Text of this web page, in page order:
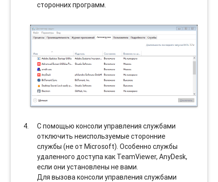
сторонних программ.
С помощью консоли управления службами
отключить неиспользуемые сторонние
службы (не от Microsoft). Особенно службы
удаленного доступа как TeamViewer, AnyDesk,
если они установлены не вами.
Для вызова консоли управления службами